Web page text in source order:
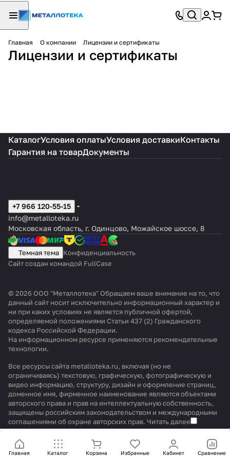
Главная О компании Лицензии и сертификаты
Лицензии и сертификаты
Главная Каталог Корзина Избранные Кабинет Сравнение
КаталогУсловия оплатыУсловия доставкиКонтакты
Гарантия на товарДокументы
+7 966 120-55-15
info@metalloteka.ru
Московская область, г. Одинцово, Можайское шоссе, 8
Темная тема Конфиденциальность
Сайт создан командой FullCase
© 2026 ООО "Металлотека" Обращаем ваше внимание на то, что
данный сайт носит исключительно информационный характер и
ни при каких условиях не является публичной офертой,
определяемой положениями Статьи 437 (2) Гражданского
кодекса Российской Федерации.
На информационном ресурсе применяются рекомендательные
технологии.
Все ресурсы сайта metalloteka.ru, включая (но не
ограничиваясь) текстовую, графическую, фотографическую и
видео информацию, структуру, дизайн и оформление страниц,
доменное имя, фирменное наименование являются объектами
авторского права и прав на интеллектуальную собственность,
защищены российским законодательством и международными
соглашениями об охране авторских прав. Читать далее